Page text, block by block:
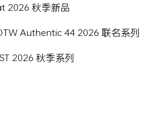
2026 秋季新品
Authentic 44 2026 联名系列
2026 秋季系列